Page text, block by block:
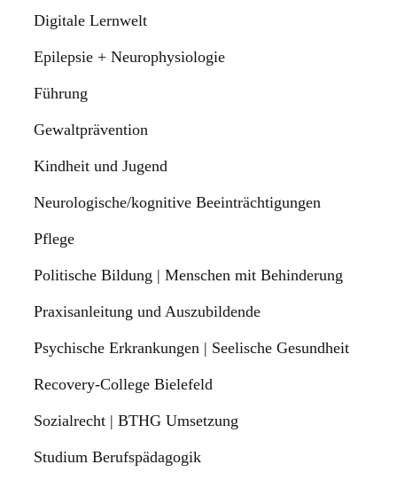
Digitale Lernwelt
Epilepsie + Neurophysiologie
Führung
Gewaltprävention
Kindheit und Jugend
Neurologische/kognitive Beeinträchtigungen
Pflege
Politische Bildung | Menschen mit Behinderung
Praxisanleitung und Auszubildende
Psychische Erkrankungen | Seelische Gesundheit
Recovery-College Bielefeld
Sozialrecht | BTHG Umsetzung
Studium Berufspädagogik